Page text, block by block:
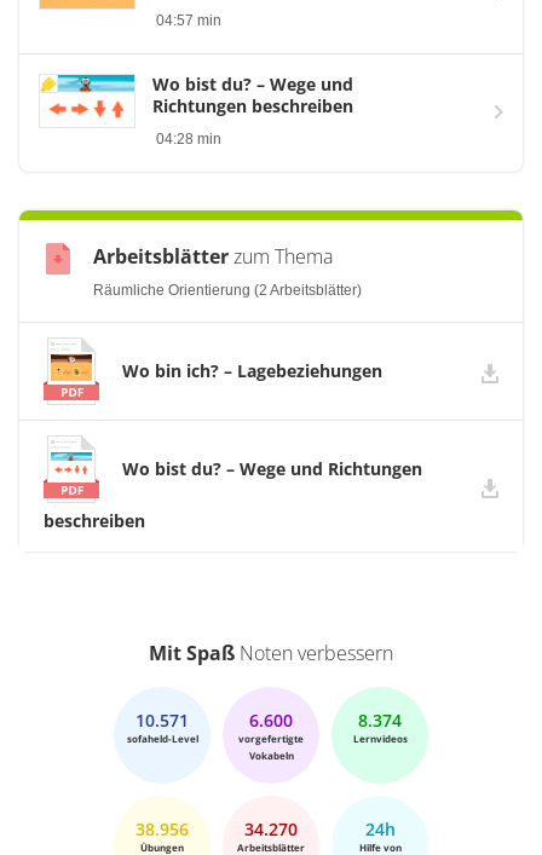
04:57 min
Wo bist du? – Wege und
Richtungen beschreiben
04:28 min
Arbeitsblätterzum Thema
Räumliche Orientierung (2 Arbeitsblätter)
Wo bin ich? – Lagebeziehungen
Wo bist du? – Wege und Richtungen
beschreiben
Mit Spaß Noten verbessern
10.571
sofaheld-Level
6.600
vorgefertigte
Vokabeln
8.374
Lernvideos
38.956
Übungen
34.270
Arbeitsblätter
24h
Hilfe von